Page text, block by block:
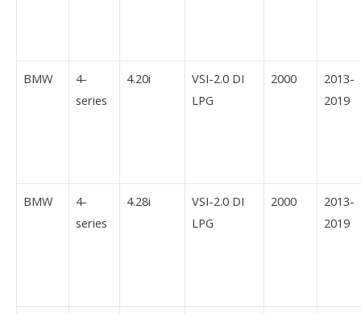
BMW
4-
series
4.20i
VSI-2.0 DI
LPG
2000
2013-
2019
BMW
4-
series
4.28i
VSI-2.0 DI
LPG
2000
2013-
2019